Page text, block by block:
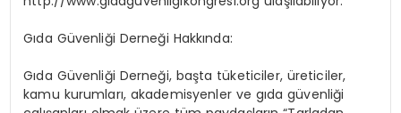
Gıda Güvenliği Derneği Hakkında:
Gıda Güvenliği Derneği, başta tüketiciler, üreticiler,
kamu kurumları, akademisyenler ve gıda güvenliği